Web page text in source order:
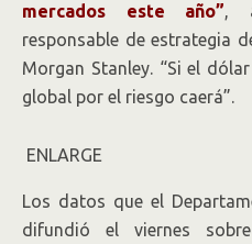
mercados este año”,
responsable de estrategia
Morgan Stanley. “Si el
global por el riesgo caerá”.
ENLARGE
Los datos que el
difundió el viernes